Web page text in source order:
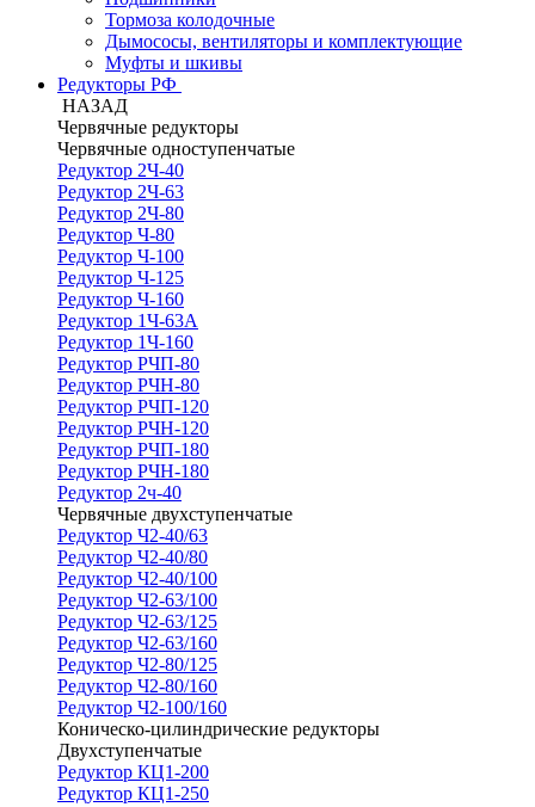
Тормоза колодочные
Дымососы, вентиляторы и комплектующие
Муфты и шкивы
Редукторы РФ
НАЗАД
Червячные редукторы
Червячные одноступенчатые
Редуктор 2Ч-40
Редуктор 2Ч-63
Редуктор 2Ч-80
Редуктор Ч-80
Редуктор Ч-100
Редуктор Ч-125
Редуктор Ч-160
Редуктор 1Ч-63А
Редуктор 1Ч-160
Редуктор РЧП-80
Редуктор РЧН-80
Редуктор РЧП-120
Редуктор РЧН-120
Редуктор РЧП-180
Редуктор РЧН-180
Редуктор 2ч-40
Червячные двухступенчатые
Редуктор Ч2-40/63
Редуктор Ч2-40/80
Редуктор Ч2-40/100
Редуктор Ч2-63/100
Редуктор Ч2-63/125
Редуктор Ч2-63/160
Редуктор Ч2-80/125
Редуктор Ч2-80/160
Редуктор Ч2-100/160
Коническо-цилиндрические редукторы
Двухступенчатые
Редуктор КЦ1-200
Редуктор КЦ1-250